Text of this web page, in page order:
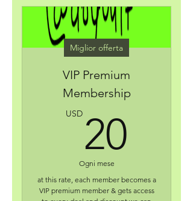
Miglior offerta
VIP Premium
Membership
USD 20
Ogni mese
at this rate, each member becomes a
VIP premium member & gets access